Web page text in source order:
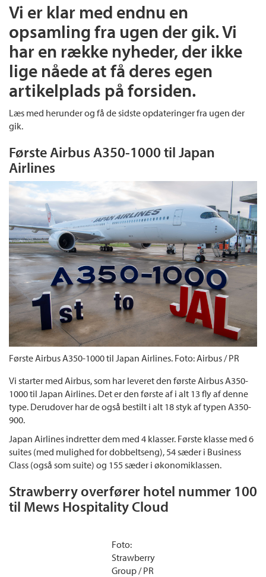
Vi er klar med endnu en
opsamling fra ugen der gik. Vi
har en række nyheder, der ikke
lige nåede at få deres egen
artikelplads på forsiden.
Læs med herunder og få de sidste opdateringer fra ugen der
gik.
Første Airbus A350-1000 til Japan
Airlines
Første Airbus A350-1000 til Japan Airlines. Foto: Airbus / PR
Vi starter med Airbus, som har leveret den første Airbus A350-
1000 til Japan Airlines. Det er den første af i alt 13 fly af denne
type. Derudover har de også bestilt i alt 18 styk af typen A350-
900.
Japan Airlines indretter dem med 4 klasser. Første klasse med 6
suites (med mulighed for dobbeltseng), 54 sæder i Business
Class (også som suite) og 155 sæder i økonomiklassen.
Strawberry overfører hotel nummer 100
til Mews Hospitality Cloud
Foto:
Strawberry
Group / PR